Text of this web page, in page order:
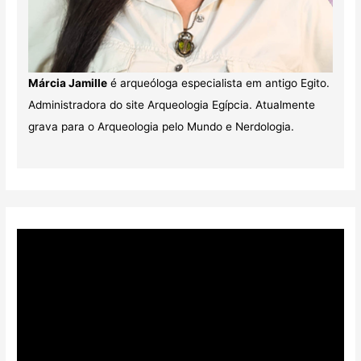
Márcia Jamilleé arqueóloga especialista em antigo Egito.
Administradora do site Arqueologia Egípcia. Atualmente
grava para o Arqueologia pelo Mundo e Nerdologia.